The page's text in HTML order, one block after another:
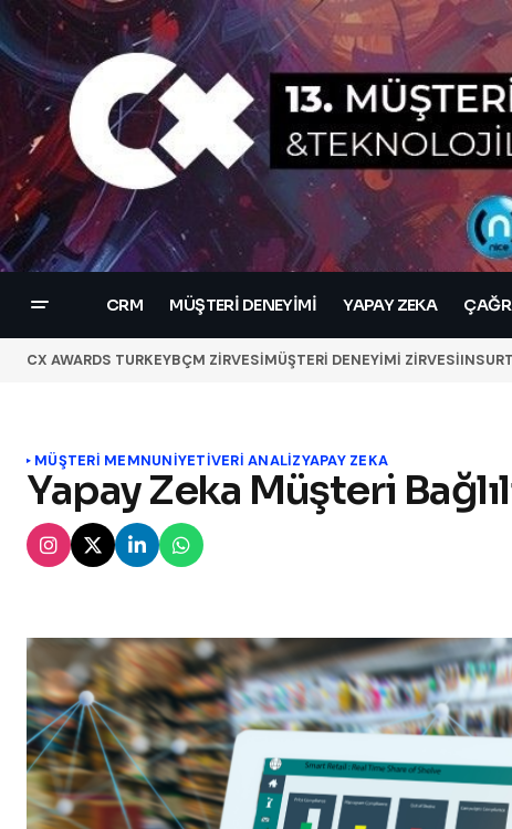
CRM MÜŞTERI DENEYIMI YAPAY ZEKA
CX AWARDS TURKEYBÇM ZİRVESİMÜŞTERİ DENEYİMİ ZİRVESİ
MÜŞTERI MEMNUNIYETIVERI ANALIZYAPAY ZEKA
Yapay Zeka Müşteri